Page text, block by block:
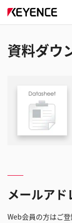
資料ダウ
メールアド
Web会員の方はご登